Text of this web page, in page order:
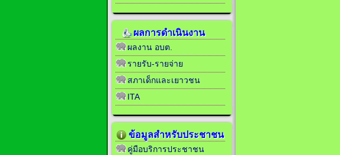
ผลการดำเนินงาน
ผลงาน อบต.
รายรับ-รายจ่าย
สภาเด็กและเยาวชน
ITA
ข้อมูลสำหรับประชาชน
คู่มือบริการประชาชน